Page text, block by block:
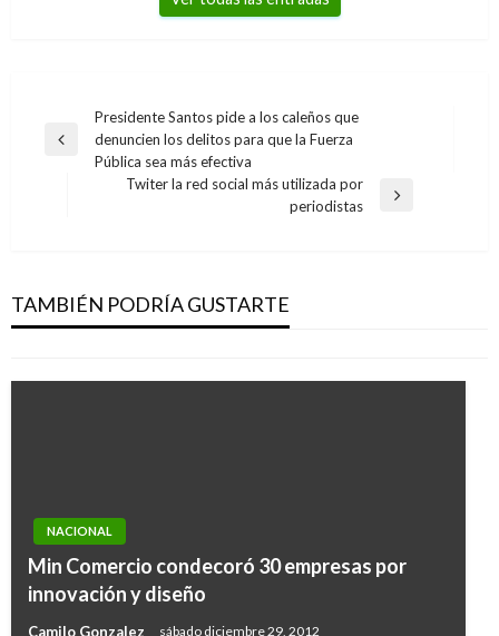
Navegación
de
entradas
Entrada
anterior
Presidente Santos pide a los caleños que
denuncien los delitos para que la Fuerza
Pública sea más efectiva
Twiter la red social más utilizada por
periodistas
TAMBIÉN PODRÍA GUSTARTE
conductores ebrios
Iván Briceño lunes agosto 12, 2013
NACIONAL
Min Comercio condecoró 30 empresas por
innovación y diseño
Camilo Gonzalez sábado diciembre 29, 2012
NACIONAL
Reporte del gobierno venezolano sobre
reapartura del paso peatonal en la frontera